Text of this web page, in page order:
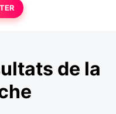
de la